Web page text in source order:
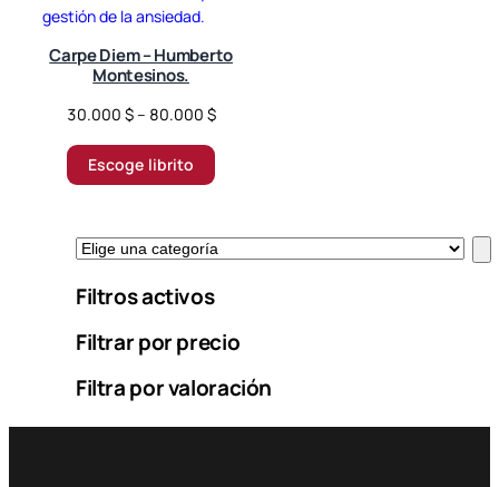
Carpe Diem – Humberto
Montesinos.
30.000 $– 80.000 $P
r
a
g
e
3
.
Escoge librito
E
i
e
n
Filtros activos
Filtrar por precio
Filtra por valoración